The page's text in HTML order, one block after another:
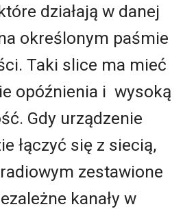
działają w danej
określonym paśmie
Taki slice ma mieć
opóźnienia i wysoką
Gdy urządzenie
łączyć się z siecią,
zestawione
kanały w